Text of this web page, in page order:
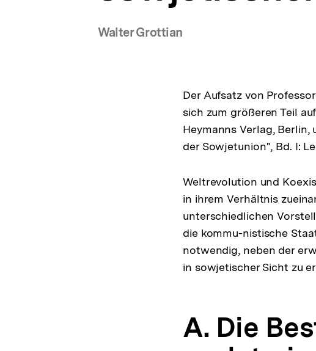
Walter Grottian
Der Aufsatz von
sich zum größeren Teil
Heymanns Verlag,
der Sowjetunion", Bd. I:
Weltrevolution und
in ihrem Verhältnis
unterschiedlichen
die kommu-nistische
notwendig, neben der
in sowjetischer Sicht zu
A. Die